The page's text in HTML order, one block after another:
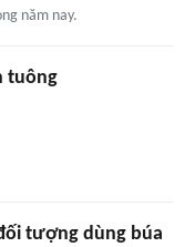
năm nay.
tuông
tượng dùng búa